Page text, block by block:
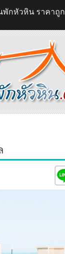
พักหัวหิน ราคาถูก